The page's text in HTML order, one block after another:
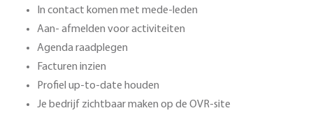
In contact komen met mede-leden
Aan- afmelden voor activiteiten
Agenda raadplegen
Facturen inzien
Profiel up-to-date houden
Je bedrijf zichtbaar maken op de OVR-site